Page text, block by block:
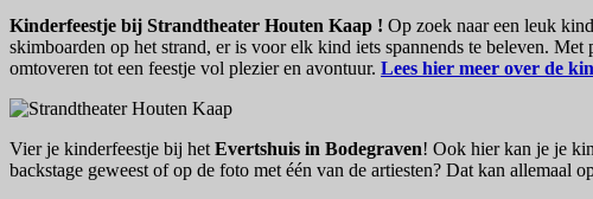
Kinderfeestje bij Strandtheater Houten Kaap ! Op zoek naar een leuk
skimboarden op het strand, er is voor elk kind iets spannends te beleven.
omtoveren tot een feestje vol plezier en avontuur. Lees hier meer over de
Vier je kinderfeestje bij het Evertshuis in Bodegraven! Ook hier kan je je
backstage geweest of op de foto met één van de artiesten? Dat kan allemaal